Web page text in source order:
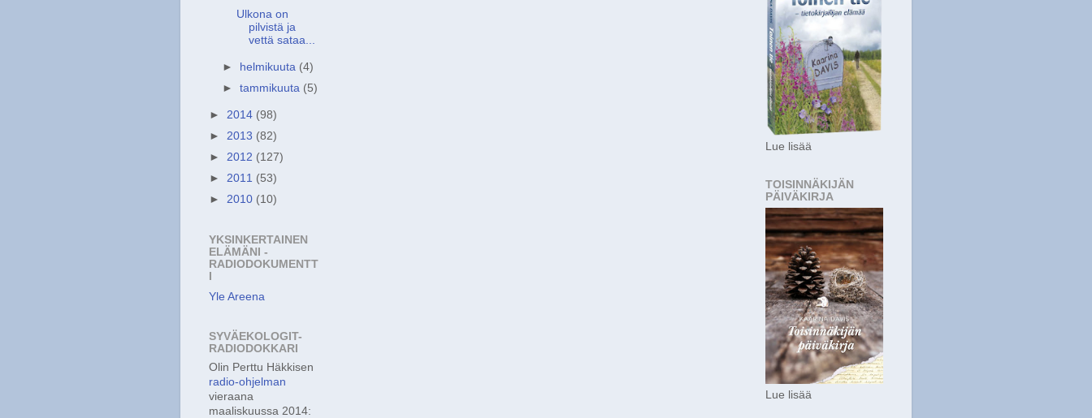
Ulkona on
pilvistä ja
vettä sataa...
► helmikuuta (4)
►tammikuuta (5)
► 2014 (98)
► 2013 (82)
► 2012 (127)
► 2011 (53)
► 2010 (10)
YKSINKERTAINEN
ELÄMÄNI -
RADIODOKUMENTT
I
Yle Areena
SYVÄEKOLOGIT-
RADIODOKKARI
Olin Perttu Häkkisen
radio-ohjelman
vieraana
maaliskuussa 2014:
Lue lisää
TOISINNÄKIJÄN
PÄIVÄKIRJA
Lue lisää